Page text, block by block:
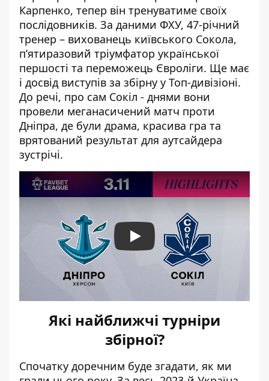
Карпенко, тепер він тренуватиме своїх
послідовників. За даними ФХУ, 47-річний
тренер – вихованець київського Сокола,
п’ятиразовий тріумфатор української
першості та переможець Євроліги. Ще має
і досвід виступів за збірну у Топ-дивізіоні.
До речі, про сам Сокіл - днями вони
провели меганасичений матч проти
Дніпра, де були драма, красива гра та
врятований результат для аутсайдера
зустрічі.
Play
Які найближчі турніри
збірної?
Спочатку доречним буде згадати, як ми